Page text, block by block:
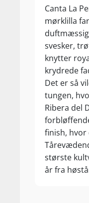
Canta La
mørklilla
svesker,
knytter
krydrede
Det er så
tungen,
Ribera del
finish,
største
år fra